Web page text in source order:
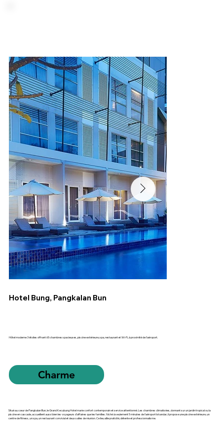
Hotel Bung, Pangkalan Bun
Hôtel moderne 3 étoiles offrant 65 chambres spacieuses, piscine extérieure, spa, restaurant et Wi‑Fi, à proximité de l’aéroport.
Charme
Situé au cœur de Pangkalan Bun, le Grand Kecubung Hotel marie confort contemporain et service attentionné. Les chambres climatisées, donnant sur un jardin tropical ou la
piscine en cascade, accueillent aussi bien les voyageurs d’affaires que les familles. Niché à seulement 5 minutes de l’aéroport Iskandar, il propose une piscine extérieure, un
centre de fitness, un spa, un restaurant convivial et deux salles de réunion. Ce lieu allie praticité, détente et professionnalisme.